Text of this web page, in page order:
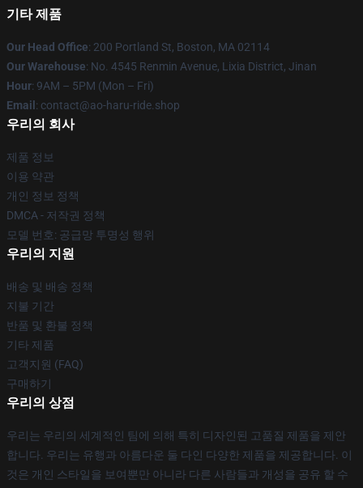
기타 제품
Our Head Office: 200 Portland St, Boston, MA 02114
Our Warehouse: No. 4545 Renmin Avenue, Lixia District, Jinan
Hour: 9AM – 5PM (Mon – Fri)
Email : contact@ao-haru-ride.shop
우리의 회사
제품 정보
이용 약관
개인 정보 정책
DMCA - 저작권 정책
모델 번호: 공급망 투명성 행위
우리의 지원
배송 및 배송 정책
지불 기간
반품 및 환불 정책
기타 제품
고객지원 (FAQ)
구매하기
우리의 상점
우리는 우리의 세계적인 팀에 의해 특히 디자인된 고품질 제품을 제안
합니다. 우리는 유행과 아름다운 둘 다인 다양한 제품을 제공합니다. 이
것은 개인 스타일을 보여뿐만 아니라 다른 사람들과 개성을 공유 할 수